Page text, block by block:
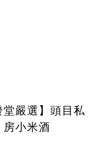
堂嚴選】頭目私
房小米酒